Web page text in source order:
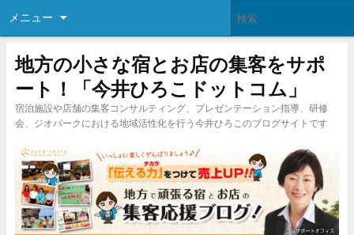
メニュー
地方の小さな宿とお店の集客をサポ
ート！「今井ひろこドットコム」
宿泊施設や店舗の集客コンサルティング、プレゼンテーション指導、研修
会、ジオパークにおける地域活性化を行う今井ひろこのブログサイトです